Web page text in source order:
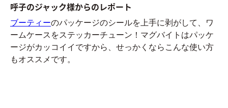
呼子のジャック様からのレポート
ブーティーのパッケージのシールを上手に剥がして、ワ
ームケースをステッカーチューン！マグバイトはパッケ
ージがカッコイイですから、せっかくならこんな使い方
もオススメです。